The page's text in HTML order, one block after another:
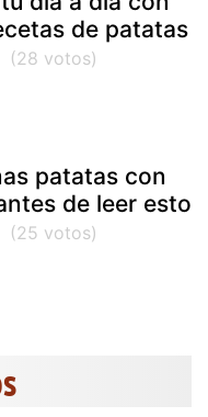
de patatas
patatas con
de leer esto